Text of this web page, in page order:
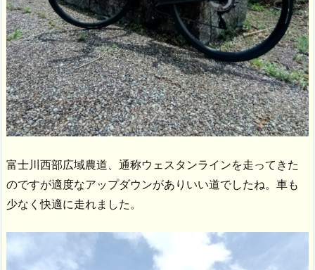
富士川西部広域農道、通称ウェスタンラインを走ってきた
のですが適度なアップダウンがありいい道でしたね。車も
少なく快適に走れました。